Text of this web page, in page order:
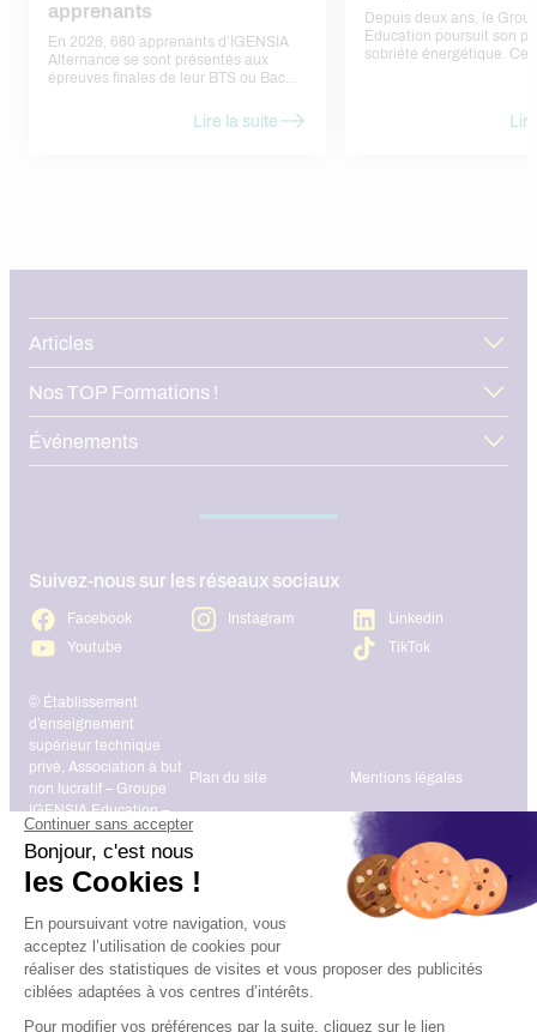
apprenants
En 2026, 660 apprenants d’IGENSIA
Alternance se sont présentés aux
épreuves finales de leur BTS ou Bac
et Toulouse. 487 ont été admis, soit un
taux de réussite national de 73,8 %. Ce
Lire la suite
Depuis deux ans, le
Education poursuit son
sobriété énergétique.
Articles
Nos TOP Formations !
Événements
Suivez-nous sur les réseaux sociaux
Facebook Instagram
Linkedin
Youtube
TikTok
© Établissement
d’enseignement
supérieur technique
privé, Association à but
non lucratif – Groupe
IGENSIA Education –
Mise à jour site :
Janvier 2026
Plan du site Mentions légales
Charte des données
Contact